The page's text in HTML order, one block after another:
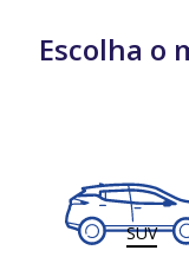
Escolha o
SUV